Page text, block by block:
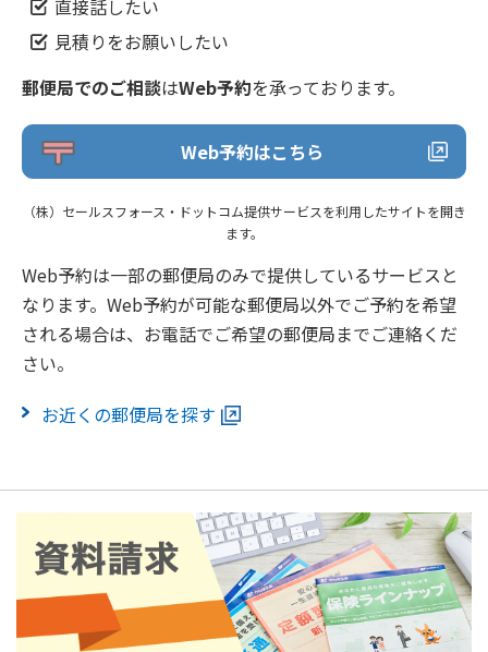
直接話したい
見積りをお願いしたい
郵便局でのご相談はWeb予約を承っております。
Web予約はこちら
（株）セールスフォース・ドットコム提供サービスを利用したサイトを開き
ます。
Web予約は一部の郵便局のみで提供しているサービスと
なります。Web予約が可能な郵便局以外でご予約を希望
される場合は、お電話でご希望の郵便局までご連絡くだ
さい。
お近くの郵便局を探す